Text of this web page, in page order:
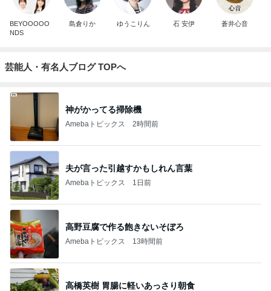
BEYOOOOO
NDS
島倉りか ゆうこりん 石 安伊 蒼井心音
芸能人・有名人ブログ TOPへ
神がかってる掃除機
Amebaトピックス 2時間前
夫が言った引越すかもしれん言葉
Amebaトピックス 1日前
高野豆腐で作る飽きないそぼろ
Amebaトピックス 13時間前
高橋英樹 胃腸に軽いあっさり朝食